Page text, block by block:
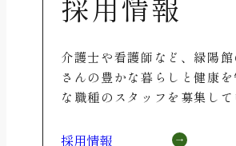
介護士や看護師など、緑陽
さんの豊かな暮らしと健康を
な職種のスタッフを募集して
採用情報